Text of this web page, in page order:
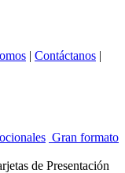
| Contáctanos |
Gran formato
de Presentación